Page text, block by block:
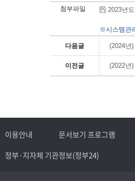
첨부파일 2023년
※시스템관
다음글 (2024년
이전글 (2022년
이용안내 문서보기 프로그램
정부·지자체 기관정보(정부24)